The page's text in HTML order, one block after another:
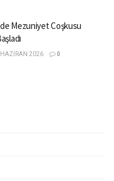
Mezuniyet Coşkusu
2026 0